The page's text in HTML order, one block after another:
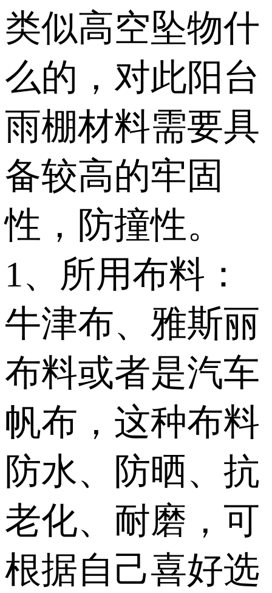
类似高空坠物什
么的，对此阳台
雨棚材料需要具
备较高的牢固
性，防撞性。
1、所用布料：
牛津布、雅斯丽
布料或者是汽车
帆布，这种布料
防水、防晒、抗
老化、耐磨，可
根据自己喜好选